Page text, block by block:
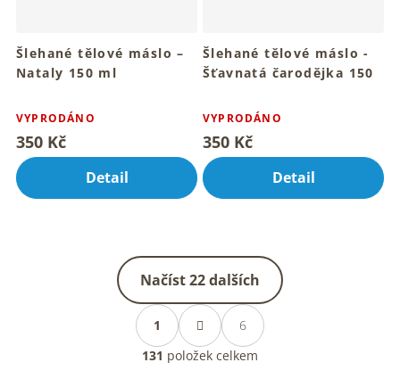
Šlehané tělové máslo –
Nataly 150 ml
hodnocení
produktu
je
5,0
z
VYPRODÁNO
350 Kč
Detail
Šlehané tělové máslo -
Šťavnatá čarodějka 150
Pro hebkou a smyslnou
pokožku celého těla
hodnocení
produktu
je
4,7
z
VYPRODÁNO
350 Kč
Detail
O
v
l
á
Načíst 22 dalších
S
t
r
á
1
6
131 položek celkem